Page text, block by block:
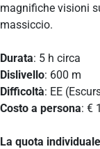
magnifiche visioni
massiccio.
Durata: 5 h circa
Dislivello: 600 m
Difficoltà: EE
Costo a persona: €
La quota